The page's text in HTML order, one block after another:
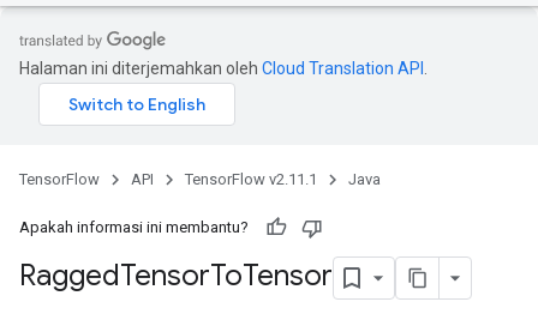
Halaman ini diterjemahkan oleh Cloud Translation API
TensorFlow API TensorFlow v2.11.1 Java
Apakah informasi ini membantu?
RaggedTensorToTensor